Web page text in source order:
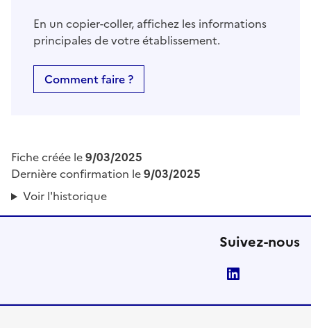
En un copier-coller, affichez les informations
principales de votre établissement.
Comment faire ?
Fiche créée le9/03/2025
Dernière confirmation le9/03/2025
Voir l'historique
Suivez-nous